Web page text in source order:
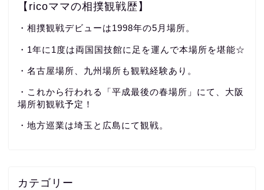
【ricoママの相撲観戦歴】
・相撲観戦デビューは1998年の5月場所。
・1年に1度は両国国技館に足を運んで本場所を堪能☆
・名古屋場所、九州場所も観戦経験あり。
・これから行われる「平成最後の春場所」にて、大阪
場所初観戦予定！
・地方巡業は埼玉と広島にて観戦。
カテゴリー